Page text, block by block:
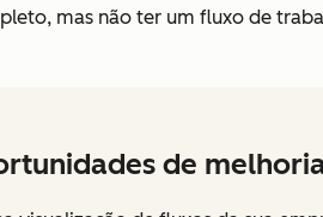
mas não ter um fluxo de
de